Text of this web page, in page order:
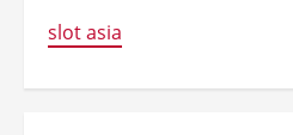
slot asia